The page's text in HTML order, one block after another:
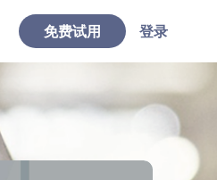
免费试用 登录